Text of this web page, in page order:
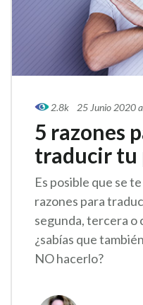
2.8k 25 Junio 2020
5 razones
traducir tu
Es posible que se
razones para
segunda, tercera o
¿sabías que
NO hacerlo?